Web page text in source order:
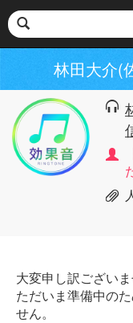
林田大介(
大変申し訳ござい
ただいま準備中の
せん。